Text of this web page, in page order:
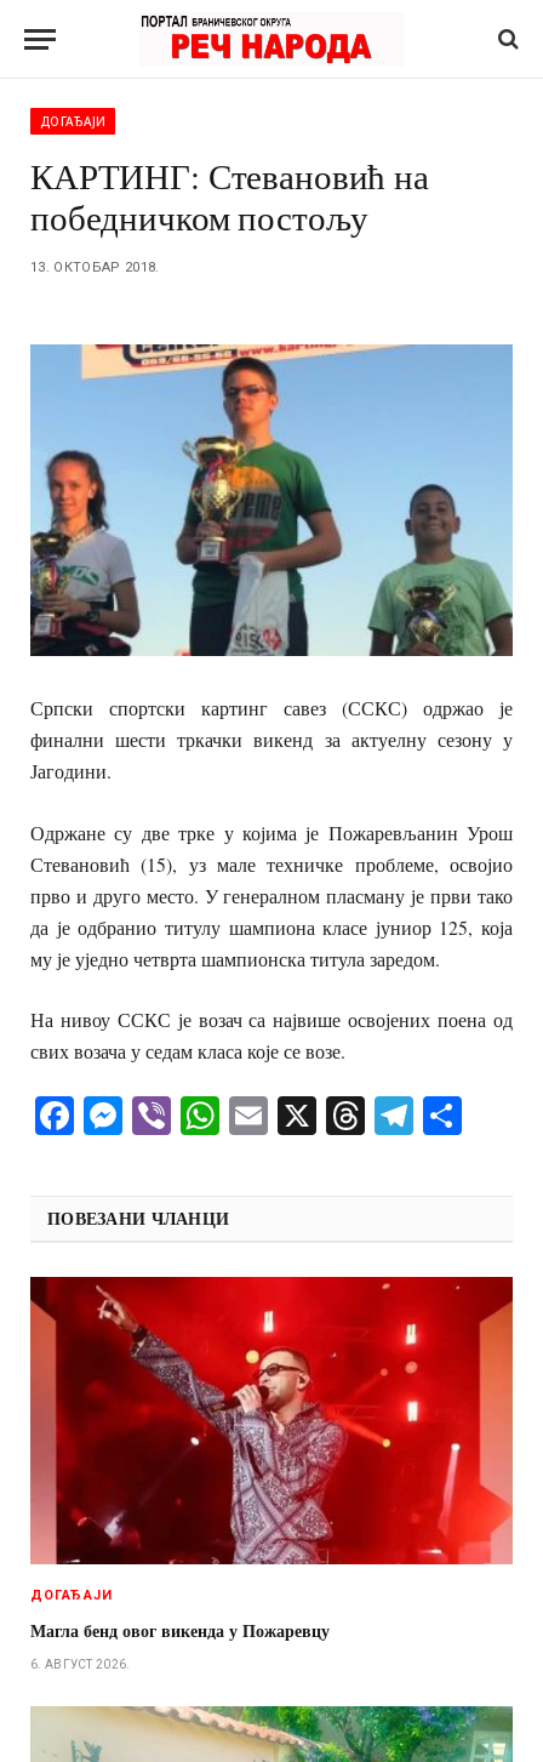
ДОГАЂАЈИ
КАРТИНГ: Стевановић на
победничком постољу
13. ОКТОБАР 2018.
Српски спортски картинг савез (ССКС) одржао је
финални шести тркачки викенд за актуелну сезону у
Јагодини.
Одржане су две трке у којима је Пожаревљанин Урош
Стевановић (15), уз мале техничке проблеме, освојио
прво и друго место. У генералном пласману је први тако
да је одбранио титулу шампиона класе јуниор 125, која
му је уједно четврта шампионска титула заредом.
На нивоу ССКС је возач са највише освојених поена од
свих возача у седам класа које се возе.
Facebook
Messenger
ViberWhatsApp
Email
X Threads
ПОВЕЗАНИ ЧЛАНЦИ
ДОГАЂАЈИ
Магла бенд овог викенда у Пожаревцу
6. АВГУСТ 2026.